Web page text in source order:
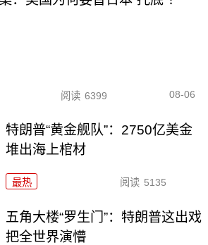
阅读 6399 08-06
特朗普“黄金舰队”：2750亿美金
堆出海上棺材
最热 阅读 5135
五角大楼“罗生门”：特朗普这出戏
把全世界演懵